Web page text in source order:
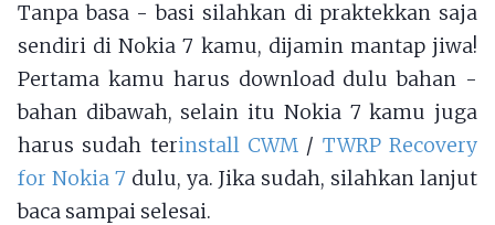
Tanpa basa - basi silahkan di praktekkan saja
sendiri di Nokia 7 kamu, dijamin mantap jiwa!
Pertama kamu harus download dulu bahan -
bahan dibawah, selain itu Nokia 7 kamu juga
harus sudah terinstall CWM / TWRP Recovery
for Nokia 7 dulu, ya. Jika sudah, silahkan lanjut
baca sampai selesai.